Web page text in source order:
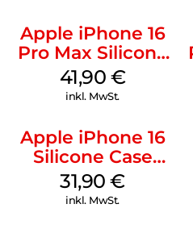
Apple iPhone 16
Pro Max Silicone
Case MagSafe
Ultramarine
41,90 €
inkl. MwSt.
Apple iPhone 16
Silicone Case
MagSafe Fuchsia
31,90€
inkl. MwSt.